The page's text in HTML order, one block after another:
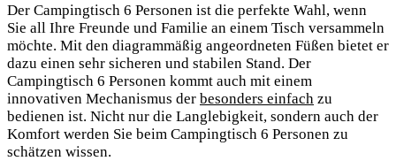
Der Campingtisch 6 Personen ist die perfekte Wahl, wenn
Sie all Ihre Freunde und Familie an einem Tisch versammeln
möchte. Mit den diagrammäßig angeordneten Füßen bietet er
dazu einen sehr sicheren und stabilen Stand. Der
Campingtisch 6 Personen kommt auch mit einem
innovativen Mechanismus der besonders einfach zu
bedienen ist. Nicht nur die Langlebigkeit, sondern auch der
Komfort werden Sie beim Campingtisch 6 Personen zu
schätzen wissen.